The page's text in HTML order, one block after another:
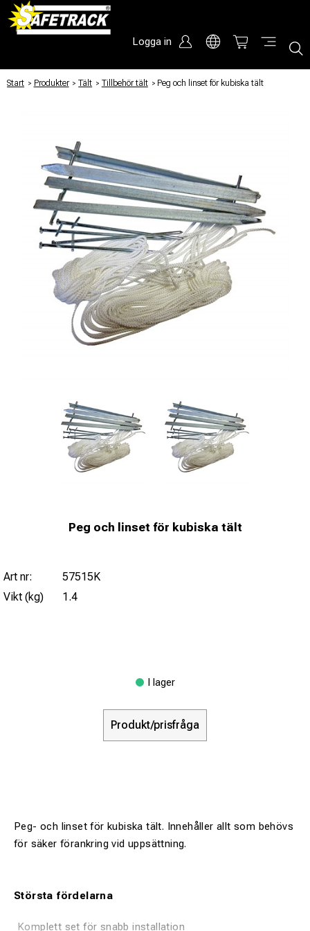
Logga in
Start / Produkter / Tält / Tillbehör tält / Peg och linset för kubiska tält
Peg och linset för kubiska tält
Art nr:
57515K
Vikt (kg)
1.4
I lager
Produkt/prisfråga
Peg- och linset för kubiska tält. Innehåller allt som behövs
för säker förankring vid uppsättning.
Största fördelarna
Komplett set för snabb installation